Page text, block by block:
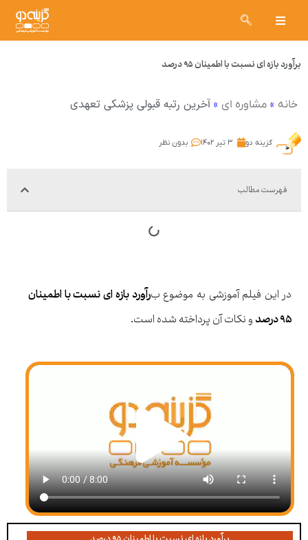
برآورد بازه ای نسبت با اطمینان ۹۵ درصد
خانه » مشاوره ای » آخرین رتبه قبولی پزشکی تعهدی
گزینه دو ۳ تیر ۱۴۰۲ بدون نظر
فهرست مطالب
در این فیلم آموزشی به موضوع برآورد بازه ای نسبت با اطمینان
۹۵ درصد
و نکات آن پرداخته شده است.